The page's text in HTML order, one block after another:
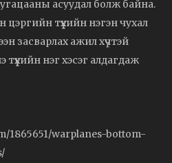
асуудал болж байна.
түүхийн нэгэн чухал
засварлах ажил хүчтэй
түүхийн нэг хэсэг алдагдаж
1865651/warplanes-bottom-